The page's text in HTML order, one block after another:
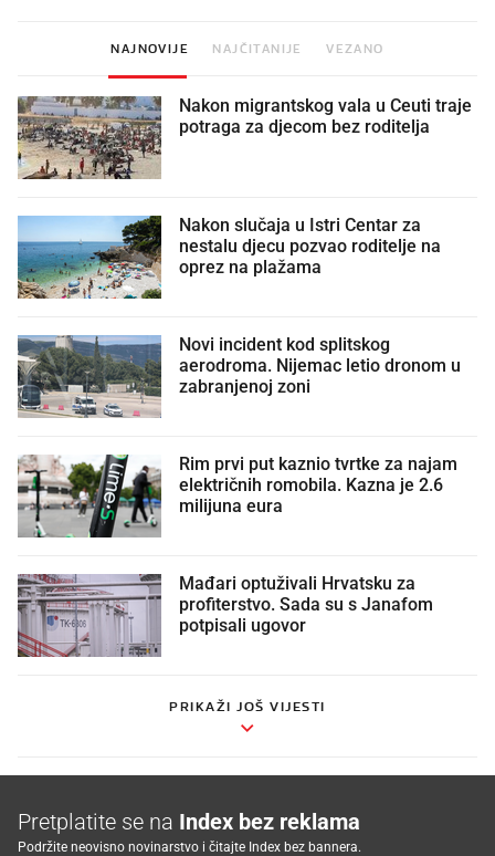
NAJNOVIJE NAJČITANIJE VEZANO
Nakon migrantskog vala u Ceuti traje
potraga za djecom bez roditelja
Nakon slučaja u Istri Centar za
nestalu djecu pozvao roditelje na
oprez na plažama
Novi incident kod splitskog
aerodroma. Nijemac letio dronom u
zabranjenoj zoni
Rim prvi put kaznio tvrtke za najam
električnih romobila. Kazna je 2.6
milijuna eura
Mađari optuživali Hrvatsku za
profiterstvo. Sada su s Janafom
potpisali ugovor
PRIKAŽI JOŠ VIJESTI
Pretplatite se na Index bez reklama
Podržite neovisno novinarstvo i čitajte Index bez bannera.